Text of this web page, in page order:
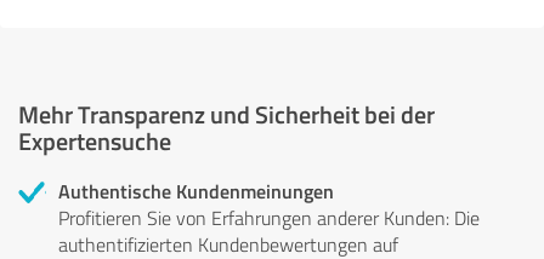
Mehr Transparenz und Sicherheit bei der
Expertensuche
Authentische Kundenmeinungen
Profitieren Sie von Erfahrungen anderer Kunden: Die
authentifizierten Kundenbewertungen auf